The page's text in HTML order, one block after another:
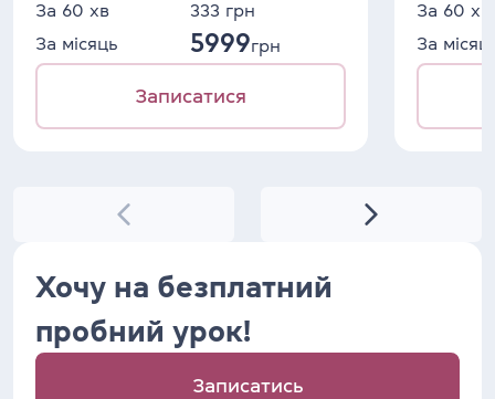
За 60 хв 333 грн
За місяць
5999грн
Записатися
За 60 хв
За
Хочу на безплатний
пробний урок!
Записатись